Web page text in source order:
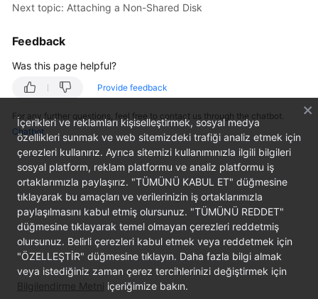
Guide
Best
API
SDK
Reference
FAQs
Videos
Glossary
More
Next topic: Attaching a Non-Shared Disk
Feedback
Was this page helpful?
Provide feedback
For any further questions, feel free to contact us through the chatbot.
Chatbot
İçerikleri ve reklamları kişiselleştirmek, sosyal medya
özellikleri sunmak ve web sitemizdeki trafiği analiz etmek için
çerezleri kullanırız. Ayrıca sitemizi kullanımınızla ilgili bilgileri
sosyal platform, reklam platformu ve analiz platformu iş
ortaklarımızla paylaşırız. "TÜMÜNÜ KABUL ET" düğmesine
tıklayarak bu amaçları ve verilerinizin iş ortaklarımızla
paylaşılmasını kabul etmiş olursunuz. "TÜMÜNÜ REDDET"
düğmesine tıklayarak temel olmayan çerezleri reddetmiş
olursunuz. Belirli çerezleri kabul etmek veya reddetmek için
"ÖZELLEŞTİR" düğmesine tıklayın. Daha fazla bilgi almak
veya istediğiniz zaman çerez tercihlerinizi değiştirmek için
Bilgilendirme Metni içeriğimize bakın.